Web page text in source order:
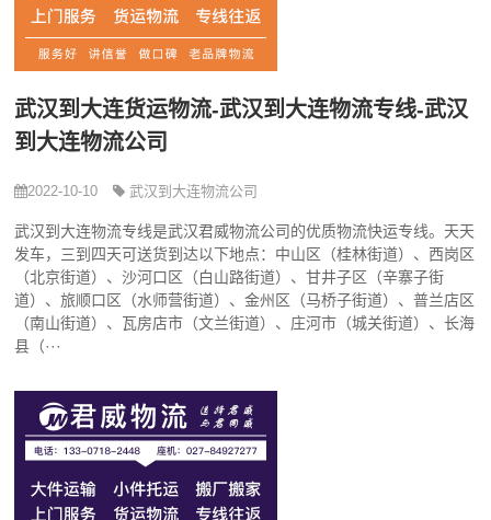
武汉到大连货运物流-武汉到大连物流专线-武汉
到大连物流公司
2022-10-10 武汉到大连物流公司
武汉到大连物流专线是武汉君威物流公司的优质物流快运专线。天天
发车，三到四天可送货到达以下地点：中山区（桂林街道）、西岗区
（北京街道）、沙河口区（白山路街道）、甘井子区（辛寨子街
道）、旅顺口区（水师营街道）、金州区（马桥子街道）、普兰店区
（南山街道）、瓦房店市（文兰街道）、庄河市（城关街道）、长海
县（···